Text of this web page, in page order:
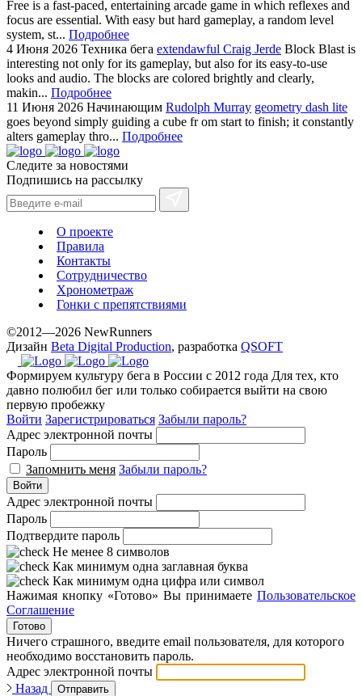
Free is a fast-paced, entertaining arcade game in which reflexes and
focus are essential. With easy but hard gameplay, a random level
system, st... Подробнее
4 Июня 2026 Техника бега extendawful Craig Jerde Block Blast is
interesting not only for its gameplay, but also for its easy-to-use
looks and audio. The blocks are colored brightly and clearly,
makin... Подробнее
11 Июня 2026 Начинающим Rudolph Murray geometry dash lite
goes beyond simply guiding a cube fr om start to finish; it constantly
alters gameplay thro... Подробнее
Следите за новостями
Подпишись на рассылку
О проекте
Правила
Контакты
Сотрудничество
Хронометраж
Гонки с препятствиями
©2012—2026 NewRunners
Дизайн Beta Digital Production, разработка QSOFT
Формируем культуру бега в России с 2012 года Для тех, кто
давно полюбил бег или только собирается выйти на свою
первую пробежку
Войти Зарегистрироваться Забыли пароль?
Адрес электронной почты
Пароль
Запомнить меня Забыли пароль?
Войти
Адрес электронной почты
Пароль
Подтвердите пароль
Не менее 8 символов
Как минимум одна заглавная буква
Как минимум одна цифра или символ
Нажимая кнопку «Готово» Вы принимаете Пользовательское
Соглашение
Готово
Ничего страшного, введите email пользователя, для которого
необходимо восстановить пароль.
Адрес электронной почты
Назад
Отправить